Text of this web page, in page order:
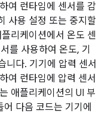
여 런타임에 센서를 감
사용 설정 또는 중지할
리케이션에서 온도 센
를 사용하여 온도, 기
니다. 기기에 압력 센서
여 런타임에 압력 센서
애플리케이션의 UI 부
다음 코드는 기기에